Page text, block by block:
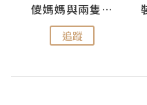
儍媽媽與兩隻小魔怪之家
追蹤